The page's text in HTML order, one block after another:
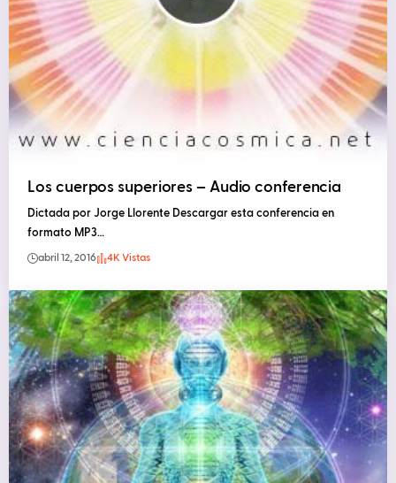
Los cuerpos superiores – Audio conferencia
Dictada por Jorge Llorente Descargar esta conferencia en
formato MP3…
abril 12, 2016 4K Vistas